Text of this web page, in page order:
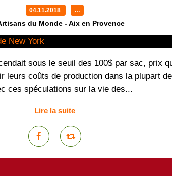
04.11.2018 …
du Monde - Aix en Provence
sous le seuil des 100$ par sac, prix
leurs coûts de production dans la plupart
ces spéculations sur la vie des...
Lire la suite